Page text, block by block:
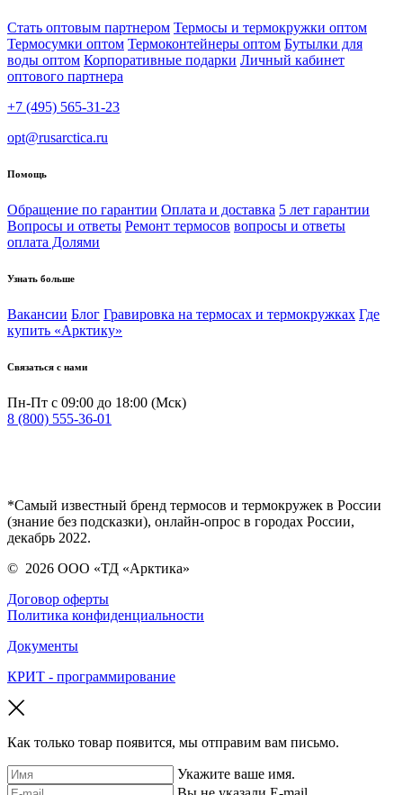
Стать оптовым партнером Термосы и термокружки оптом
Термосумки оптом Термоконтейнеры оптом Бутылки для
воды оптом Корпоративные подарки Личный кабинет
оптового партнера
+7 (495) 565-31-23
opt@rusarctica.ru
Помощь
Обращение по гарантии Оплата и доставка 5 лет гарантии
Вопросы и ответы Ремонт термосов вопросы и ответы
оплата Долями
Узнать больше
Вакансии Блог Гравировка на термосах и термокружках Где
купить «Арктику»
Связаться с нами
Пн-Пт с 09:00 до 18:00 (Мск)
8 (800) 555-36-01
*Самый известный бренд термосов и термокружек в России
(знание без подсказки), онлайн-опрос в городах России,
декабрь 2022.
© 2026 ООО «ТД «Арктика»
Договор оферты
Политика конфиденциальности
Документы
КРИТ - программирование
Как только товар появится, мы отправим вам письмо.
Укажите ваше имя.